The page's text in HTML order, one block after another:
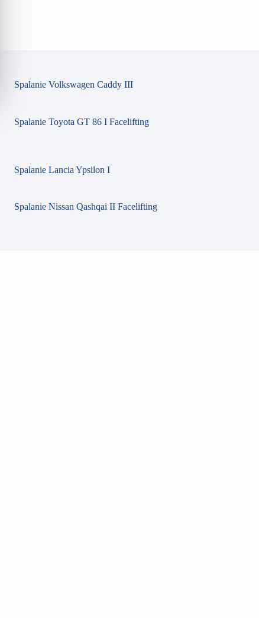
Spalanie Volkswagen Caddy III
Spalanie Toyota GT 86 I Facelifting
Spalanie Lancia Ypsilon I
Spalanie Nissan Qashqai II Facelifting